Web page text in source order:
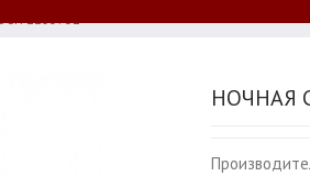
1253731
НОЧНАЯ